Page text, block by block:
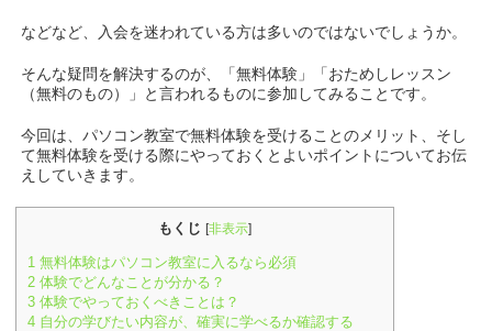
などなど、入会を迷われている方は多いのではないでしょうか。
そんな疑問を解決するのが、「無料体験」「おためしレッスン
（無料のもの）」と言われるものに参加してみることです。
今回は、パソコン教室で無料体験を受けることのメリット、そし
て無料体験を受ける際にやっておくとよいポイントについてお伝
えしていきます。
もくじ [非表示]
1 無料体験はパソコン教室に入るなら必須
2 体験でどんなことが分かる？
3 体験でやっておくべきことは？
4 自分の学びたい内容が、確実に学べるか確認する